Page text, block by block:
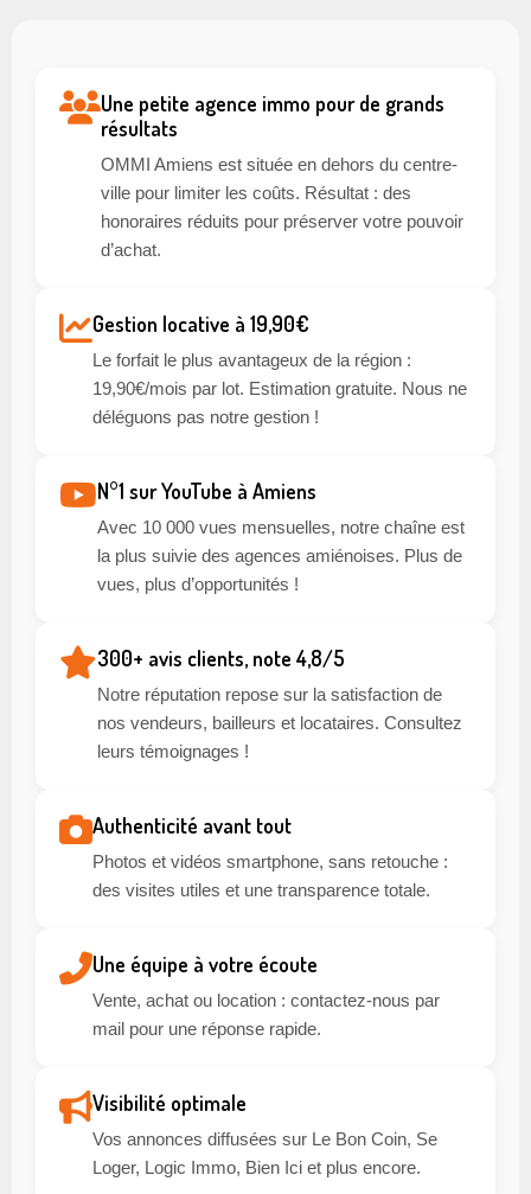
Une petite agence immo pour de grands
résultats
OMMI Amiens est située en dehors du centre-
ville pour limiter les coûts. Résultat : des
honoraires réduits pour préserver votre pouvoir
d’achat.
Gestion locative à 19,90€
Le forfait le plus avantageux de la région :
19,90€/mois par lot. Estimation gratuite. Nous ne
déléguons pas notre gestion !
N°1 sur YouTube à Amiens
Avec 10 000 vues mensuelles, notre chaîne est
la plus suivie des agences amiénoises. Plus de
vues, plus d’opportunités !
300+ avis clients, note 4,8/5
Notre réputation repose sur la satisfaction de
nos vendeurs, bailleurs et locataires. Consultez
leurs témoignages !
Authenticité avant tout
Photos et vidéos smartphone, sans retouche :
des visites utiles et une transparence totale.
Une équipe à votre écoute
Vente, achat ou location : contactez-nous par
mail pour une réponse rapide.
Visibilité optimale
Vos annonces diffusées sur Le Bon Coin, Se
Loger, Logic Immo, Bien Ici et plus encore.